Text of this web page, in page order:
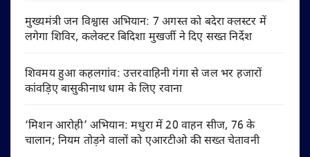
मुख्यमंत्री जन विश्वास अभियान: 7 अगस्त को बदेरा क्लस्टर में
लगेगा शिविर, कलेक्टर बिदिशा मुखर्जी ने दिए सख्त निर्देश
शिवमय हुआ कहलगांव: उत्तरवाहिनी गंगा से जल भर हजारों
कांवड़िए बासुकीनाथ धाम के लिए रवाना
‘मिशन आरोही’ अभियान: मथुरा में 20 वाहन सीज, 76 के
चालान; नियम तोड़ने वालों को एआरटीओ की सख्त चेतावनी